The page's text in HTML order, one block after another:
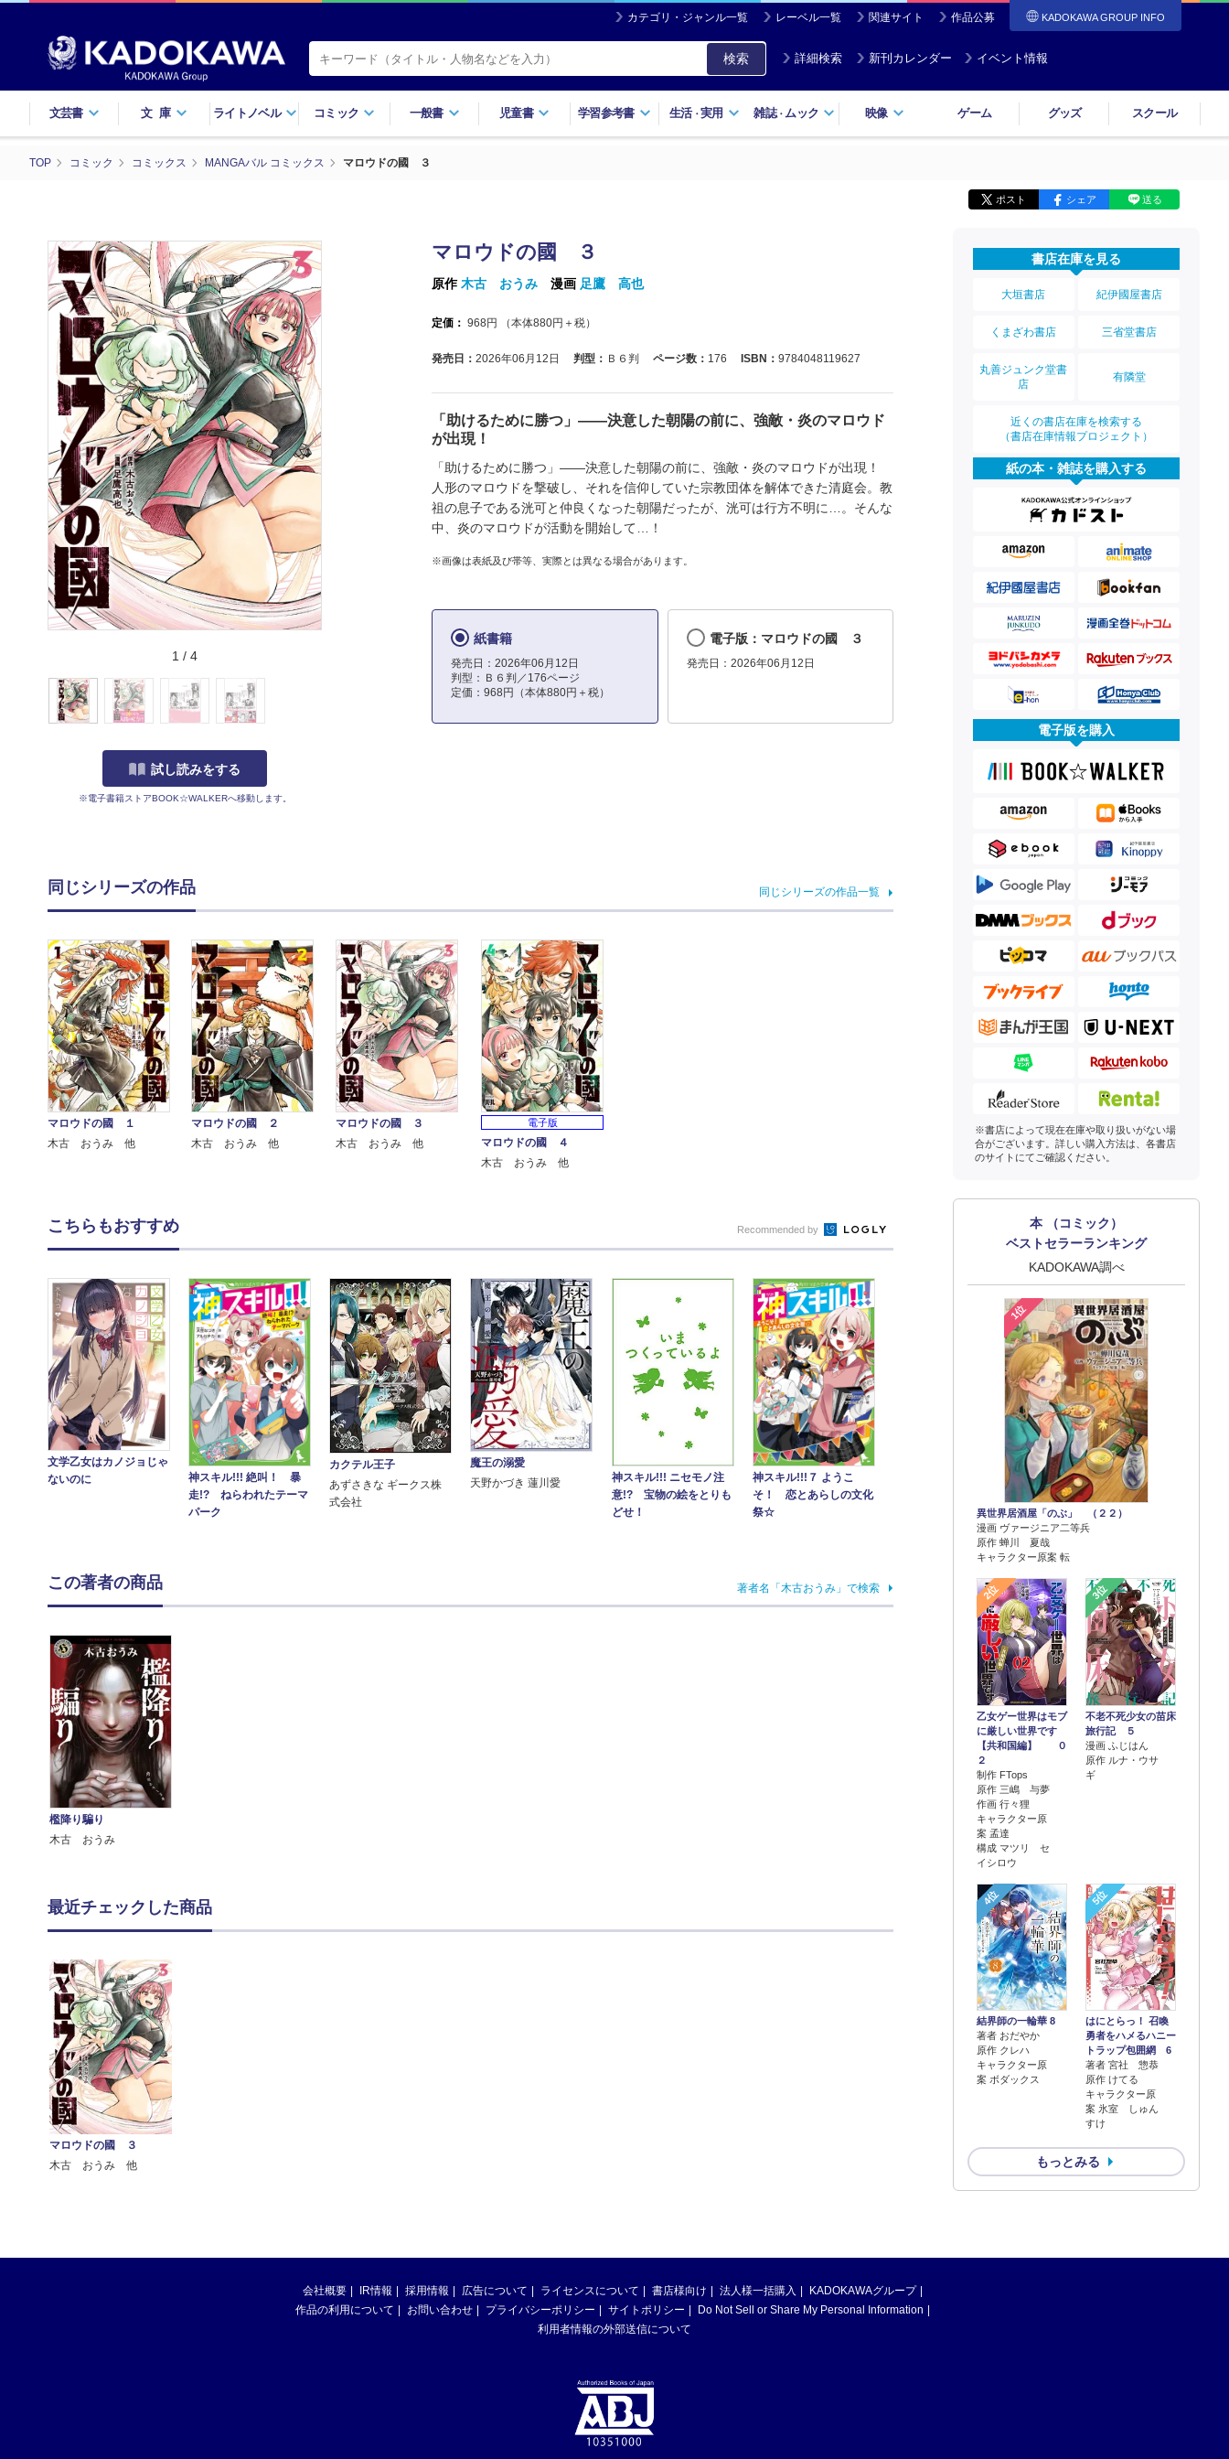
カテゴリ・ジャンル一覧 レーベル一覧 関連サイト 作品公募 KADOKAWA GROUP INFO
検索 詳細検索 新刊カレンダー イベント情報
文芸書 文庫 ライトノベル コミック 一般書 児童書 学習参考書 生活・実用 雑誌・ ムック 映像 ゲーム グッズ スクール
TOP コミック コミックス MANGAバル コミックス マロウドの國 ３
ポスト シェア 送る
1 / 4
試し読みをする
※電子書籍ストアBOOK☆WALKERへ移動します。
マロウドの國 ３
原作木古 おうみ 漫画 足鷹 高也
定価： 968円 （本体880円＋税）
発売日： 2026年06月12日 判型： Ｂ６判 ページ数： 176 ISBN： 9784048119627
「助けるために勝つ」――決意した朝陽の前に、強敵・炎のマロウド
が出現！
「助けるために勝つ」――決意した朝陽の前に、強敵・炎のマロウドが出現！
人形のマロウドを撃破し、それを信仰していた宗教団体を解体できた清庭会。教
祖の息子である洸可と仲良くなった朝陽だったが、洸可は行方不明に…。そんな
中、炎のマロウドが活動を開始して…！
※画像は表紙及び帯等、実際とは異なる場合があります。
紙書籍
発売日：2026年06月12日
判型：Ｂ６判／176ページ
定価：968円（本体880円＋税）
電子版：マロウドの國 ３
発売日：2026年06月12日
同じシリーズの作品 同じシリーズの作品一覧
マロウドの國 １
木古 おうみ 他
マロウドの國 ２
木古 おうみ 他
マロウドの國 ３
木古 おうみ 他
電子版
マロウドの國 ４
木古 おうみ 他
書店在庫を見る
大垣書店 紀伊國屋書店
くまざわ書店 三省堂書店
丸善ジュンク堂書
店
有隣堂
近くの書店在庫を検索する
（書店在庫情報プロジェクト）
紙の本・雑誌を購入する
電子版を購入
※書店によって現在在庫や取り扱いがない場
合がございます。詳しい購入方法は、各書店
のサイトにてご確認ください。
本 （コミック）
ベストセラーランキング
KADOKAWA調べ
1位
異世界居酒屋「のぶ」 （２２）
漫画 ヴァージニア二等兵
原作 蝉川 夏哉
キャラクター原案 転
2位
乙女ゲー世界はモブ
に厳しい世界です
【共和国編】 ０
２
制作 FTops
原作 三嶋 与夢
作画 行々狸
キャラクター原
案 孟達
構成 マツリ セ
イシロウ
3位
不老不死少女の苗床
旅行記 ５
漫画 ふじはん
原作 ルナ・ウサ
ギ
4位
結界師の一輪華 8
著者 おだやか
原作 クレハ
キャラクター原
案 ボダックス
5位
はにとらっ！ 召喚
勇者をハメるハニー
トラップ包囲網 6
著者 宮社 惣恭
原作 けてる
キャラクター原
案 氷室 しゅん
すけ
もっとみる
こちらもおすすめ Recommended by
文学乙女はカノジョじゃ
ないのに
神スキル!!! 絶叫！ 暴
走!? ねらわれたテーマ
パーク
カクテル王子
あずさきな ギークス株
式会社
魔王の溺愛
天野かづき 蓮川愛
神スキル!!! ニセモノ注
意!? 宝物の絵をとりも
どせ！
神スキル!!!７ ようこ
そ！ 恋とあらしの文化
祭☆
この著者の商品 著者名「木古おうみ」で検索
檻降り騙り
木古 おうみ
最近チェックした商品
マロウドの國 ３
木古 おうみ 他
会社概要 IR情報 採用情報 広告について ライセンスについて 書店様向け 法人様一括購入
KADOKAWAグループ
作品の利用について
お問い合わせ プライバシーポリシー サイトポリシー
Do Not Sell or Share My Personal Information
利用者情報の外部送信について